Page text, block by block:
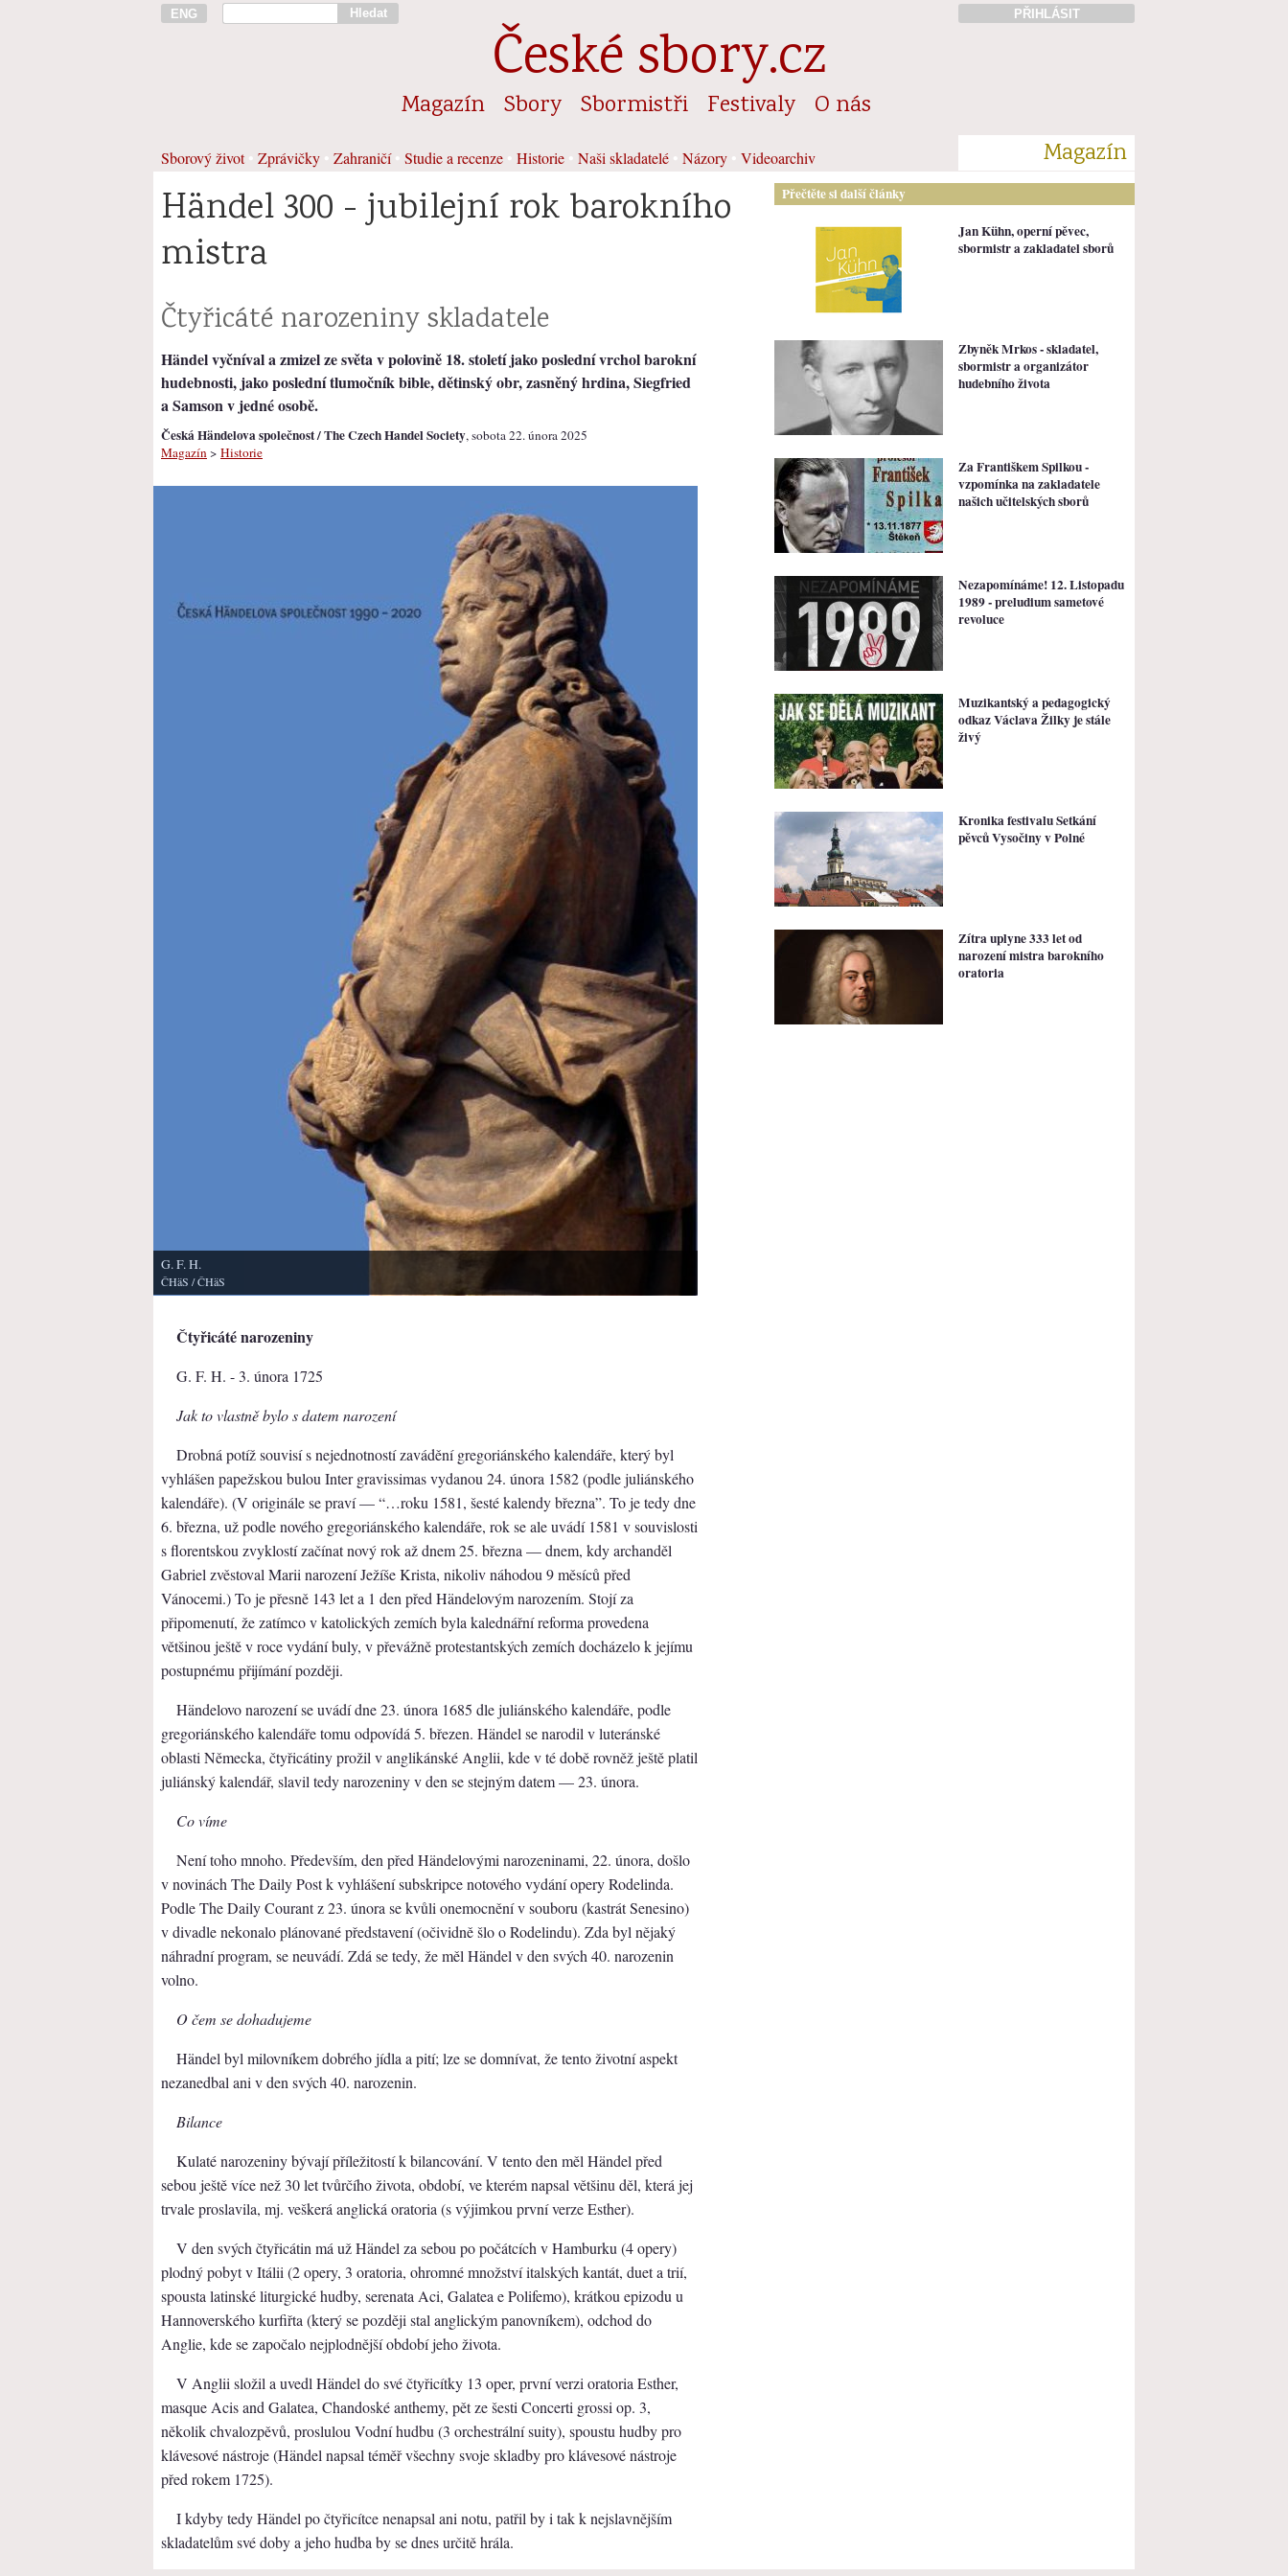
ENG Hledat PŘIHLÁSIT
České sbory.cz
Magazín Sbory Sbormistři Festivaly O nás
Sborový život• Zprávičky Zahraničí• Studie a recenze Historie Naši skladatelé Názory Videoarchiv Magazín
Händel 300 - jubilejní rok barokního
mistra
Čtyřicáté narozeniny skladatele
Händel vyčníval a zmizel ze světa v polovině 18. století jako poslední vrchol barokní
hudebnosti, jako poslední tlumočník bible, dětinský obr, zasněný hrdina, Siegfried
a Samson v jedné osobě.
Česká Händelova společnost / The Czech Handel Society, sobota 22. února 2025
Magazín > Historie
G. F. H.
ČHäS / ČHäS
Čtyřicáté narozeniny
G. F. H. - 3. února 1725
Jak to vlastně bylo s datem narození
Drobná potíž souvisí s nejednotností zavádění gregoriánského kalendáře, který byl
vyhlášen papežskou bulou Inter gravissimas vydanou 24. února 1582 (podle juliánského
kalendáře). (V originále se praví — “…roku 1581, šesté kalendy března”. To je tedy dne
6. března, už podle nového gregoriánského kalendáře, rok se ale uvádí 1581 v souvislosti
s florentskou zvyklostí začínat nový rok až dnem 25. března — dnem, kdy archanděl
Gabriel zvěstoval Marii narození Ježíše Krista, nikoliv náhodou 9 měsíců před
Vánocemi.) To je přesně 143 let a 1 den před Händelovým narozením. Stojí za
připomenutí, že zatímco v katolických zemích byla kalednářní reforma provedena
většinou ještě v roce vydání buly, v převážně protestantských zemích docházelo k jejímu
postupnému přijímání později.
Händelovo narození se uvádí dne 23. února 1685 dle juliánského kalendáře, podle
gregoriánského kalendáře tomu odpovídá 5. březen. Händel se narodil v luteránské
oblasti Německa, čtyřicátiny prožil v anglikánské Anglii, kde v té době rovněž ještě platil
juliánský kalendář, slavil tedy narozeniny v den se stejným datem — 23. února.
Co víme
Není toho mnoho. Především, den před Händelovými narozeninami, 22. února, došlo
v novinách The Daily Post k vyhlášení subskripce notového vydání opery Rodelinda.
Podle The Daily Courant z 23. února se kvůli onemocnění v souboru (kastrát Senesino)
v divadle nekonalo plánované představení (očividně šlo o Rodelindu). Zda byl nějaký
náhradní program, se neuvádí. Zdá se tedy, že měl Händel v den svých 40. narozenin
volno.
O čem se dohadujeme
Händel byl milovníkem dobrého jídla a pití; lze se domnívat, že tento životní aspekt
nezanedbal ani v den svých 40. narozenin.
Bilance
Kulaté narozeniny bývají příležitostí k bilancování. V tento den měl Händel před
sebou ještě více než 30 let tvůrčího života, období, ve kterém napsal většinu děl, která jej
trvale proslavila, mj. veškerá anglická oratoria (s výjimkou první verze Esther).
V den svých čtyřicátin má už Händel za sebou po počátcích v Hamburku (4 opery)
plodný pobyt v Itálii (2 opery, 3 oratoria, ohromné množství italských kantát, duet a trií,
spousta latinské liturgické hudby, serenata Aci, Galatea e Polifemo), krátkou epizodu u
Hannoverského kurfiřta (který se později stal anglickým panovníkem), odchod do
Anglie, kde se započalo nejplodnější období jeho života.
V Anglii složil a uvedl Händel do své čtyřicítky 13 oper, první verzi oratoria Esther,
masque Acis and Galatea, Chandoské anthemy, pět ze šesti Concerti grossi op. 3,
několik chvalozpěvů, proslulou Vodní hudbu (3 orchestrální suity), spoustu hudby pro
klávesové nástroje (Händel napsal téměř všechny svoje skladby pro klávesové nástroje
před rokem 1725).
I kdyby tedy Händel po čtyřicítce nenapsal ani notu, patřil by i tak k nejslavnějším
skladatelům své doby a jeho hudba by se dnes určitě hrála.
Přečtěte si další články
Jan Kühn, operní pěvec,
sbormistr a zakladatel sborů
Zbyněk Mrkos - skladatel,
sbormistr a organizátor
hudebního života
Za Františkem Spilkou -
vzpomínka na zakladatele
našich učitelských sborů
Nezapomínáme! 12. Listopadu
1989 - preludium sametové
revoluce
Muzikantský a pedagogický
odkaz Václava Žilky je stále
živý
Kronika festivalu Setkání
pěvců Vysočiny v Polné
Zítra uplyne 333 let od
narození mistra barokního
oratoria